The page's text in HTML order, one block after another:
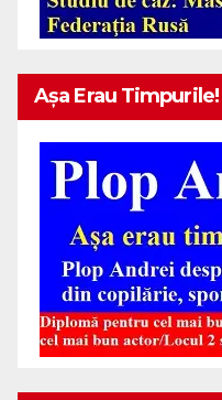
Așa Erau Timpurile!